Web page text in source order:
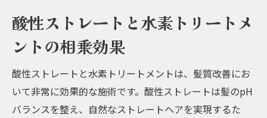
酸性ストレートと水素トリートメ
ントの相乗効果
酸性ストレートと水素トリートメントは、髪質改善にお
いて非常に効果的な施術です。酸性ストレートは髪のpH
バランスを整え、自然なストレートヘアを実現するた